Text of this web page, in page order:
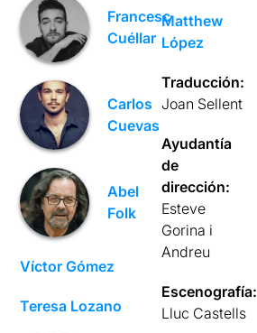
Francesc
Cuéllar
Carlos
Cuevas
Abel
Folk
Víctor Gómez
Teresa Lozano
Matthew
López
Traducción:
Joan Sellent
Ayudantía
de
dirección:
Esteve
Gorina i
Andreu
Escenografía:
Lluc Castells